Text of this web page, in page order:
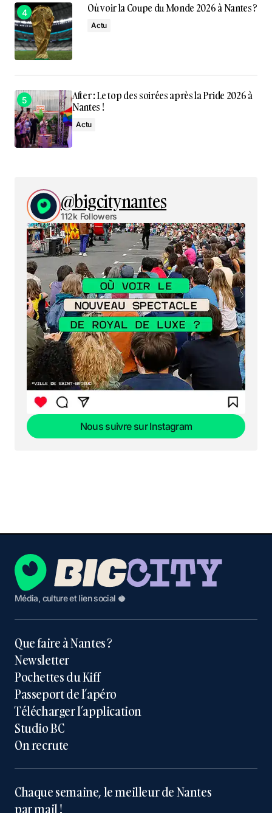
Où voir la Coupe du Monde 2026 à Nantes ?
Actu
After : Le top des soirées après la Pride 2026 à
Nantes !
Actu
@bigcitynantes
112k Followers
Nous suivre sur Instagram
Média, culture et lien social 🥥
Que faire à Nantes ?
Newsletter
Pochettes du Kiff
Passeport de l’apéro
Télécharger l’application
Studio BC
On recrute
Chaque semaine, le meilleur de Nantes
par mail !